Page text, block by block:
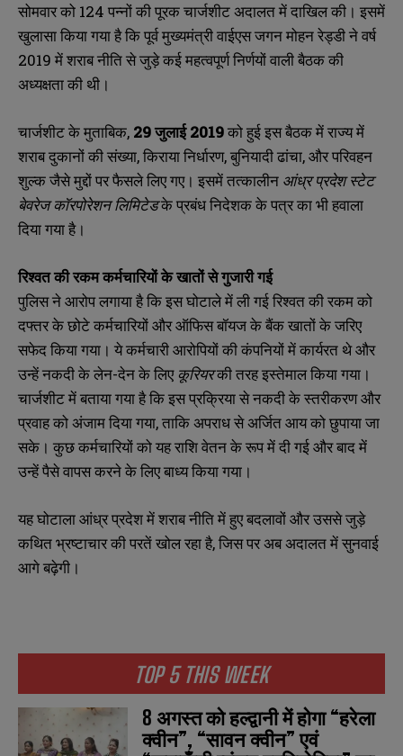
TOP 5 THIS WEEK
8 अगस्त को हल्द्वानी में होगा “हरेला
क्वीन”, “सावन क्वीन” एवं
सोमवार को 124 पन्नों की पूरक चार्जशीट अदालत में दाखिल की। इसमें
खुलासा किया गया है कि पूर्व मुख्यमंत्री वाईएस जगन मोहन रेड्डी ने वर्ष
2019 में शराब नीति से जुड़े कई महत्वपूर्ण निर्णयों वाली बैठक की
अध्यक्षता की थी।
चार्जशीट के मुताबिक, 29जुलाई 2019को हुई इस बैठक में राज्य में
शराब दुकानों की संख्या, किराया निर्धारण, बुनियादी ढांचा, और परिवहन
शुल्क जैसे मुद्दों पर फैसले लिए गए। इसमें तत्कालीन आंध्र प्रदेश स्टेट
बेवरेज कॉरपोरेशन लिमिटेडके प्रबंध निदेशक के पत्र का भी हवाला
दिया गया है।
रिश्वत की रकम कर्मचारियों के खातों से गुजारी गई
पुलिस ने आरोप लगाया है कि इस घोटाले में ली गई रिश्वत की रकम को
दफ्तर के छोटे कर्मचारियों और ऑफिस बॉयज के बैंक खातों के जरिए
सफेद किया गया। ये कर्मचारी आरोपियों की कंपनियों में कार्यरत थे और
उन्हें नकदी के लेन-देन के लिए कूरियरकी तरह इस्तेमाल किया गया।
चार्जशीट में बताया गया है कि इस प्रक्रिया से नकदी के स्तरीकरण और
प्रवाह को अंजाम दिया गया, ताकि अपराध से अर्जित आय को छुपाया जा
सके। कुछ कर्मचारियों को यह राशि वेतन के रूप में दी गई और बाद में
उन्हें पैसे वापस करने के लिए बाध्य किया गया।
यह घोटाला आंध्र प्रदेश में शराब नीति में हुए बदलावों और उससे जुड़े
कथित भ्रष्टाचार की परतें खोल रहा है, जिस पर अब अदालत में सुनवाई
आगे बढ़ेगी।